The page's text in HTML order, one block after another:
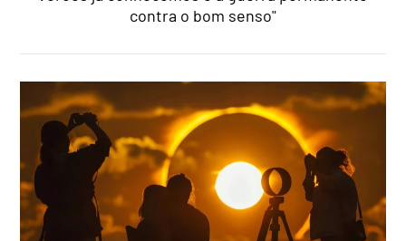
contra o bom senso"